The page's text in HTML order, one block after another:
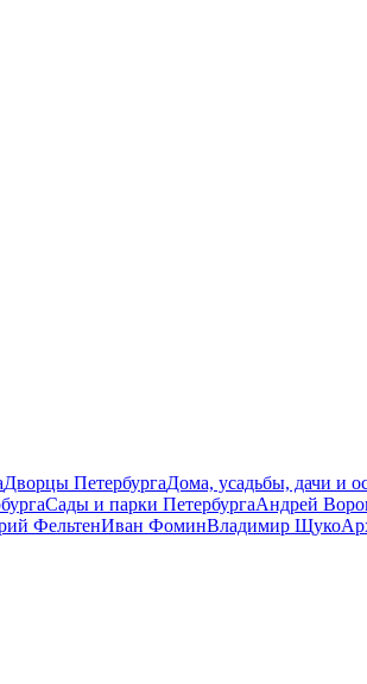
Дворцы ПетербургаДома, усадьбы, дачи и
Сады и парки ПетербургаАндрей
ФельтенИван ФоминВладимир Щуко